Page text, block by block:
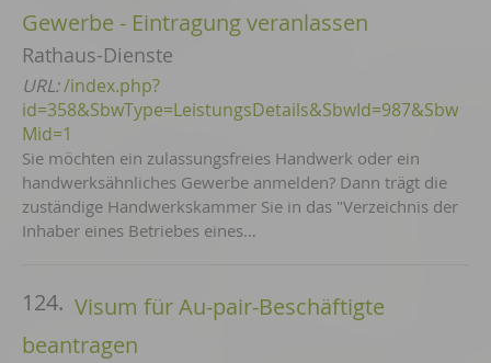
Gewerbe - Eintragung veranlassen
Rathaus-Dienste
URL:/index.php?
id=358&SbwType=LeistungsDetails&SbwId=987&Sbw
Mid=1
Sie möchten ein zulassungsfreies Handwerk oder ein
handwerksähnliches Gewerbe anmelden? Dann trägt die
zuständige Handwerkskammer Sie in das "Verzeichnis der
Inhaber eines Betriebes eines…
124. Visum für Au-pair-Beschäftigte
beantragen